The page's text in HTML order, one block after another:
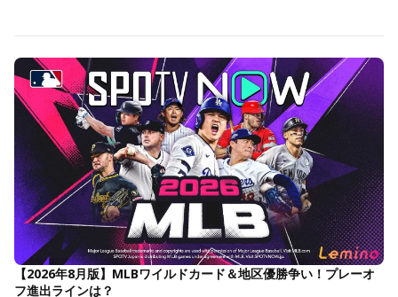
【2026年8月版】MLBワイルドカード＆地区優勝争い！プレーオ
フ進出ラインは？